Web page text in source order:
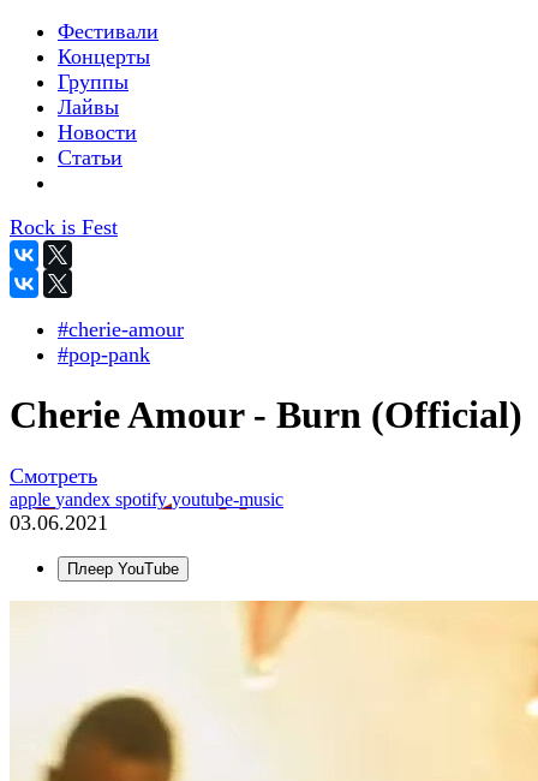
Фестивали
Концерты
Группы
Лайвы
Новости
Статьи
Rock is Fest
#cherie-amour
#pop-pank
Cherie Amour - Burn (Official)
Смотреть
apple yandex spotifyyoutube-music
03.06.2021
Плеер YouTube